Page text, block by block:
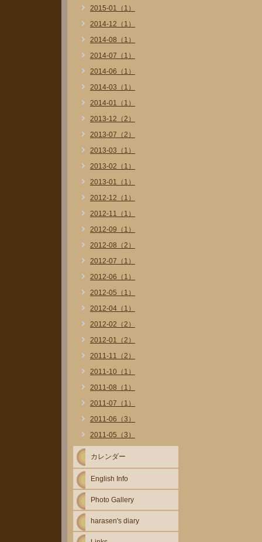
2015-01（1）
2014-12（1）
2014-08（1）
2014-07（1）
2014-06（1）
2014-03（1）
2014-01（1）
2013-12（2）
2013-07（2）
2013-03（1）
2013-02（1）
2013-01（1）
2012-12（1）
2012-11（1）
2012-09（1）
2012-08（2）
2012-07（1）
2012-06（1）
2012-05（1）
2012-04（1）
2012-02（2）
2012-01（2）
2011-11（2）
2011-10（1）
2011-08（1）
2011-07（1）
2011-06（3）
2011-05（3）
カレンダー
English Info
Photo Gallery
harasen's diary